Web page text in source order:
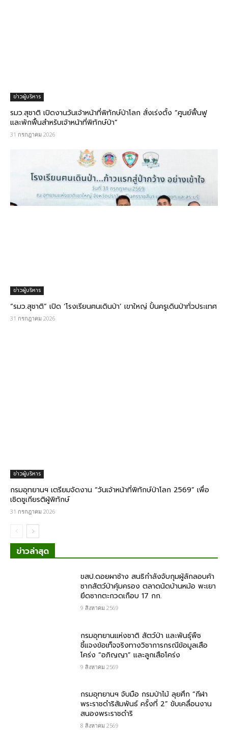
ข่าวผู้บริหาร
รมว.สุชาติ​ เปิดงานวันเจ้าหน้าที่พิทักษ์ป่าโลก​ สั่งเร่งตั้ง “ศูนย์ฟื้นฟู
และพักฟื้นสำหรับเจ้าหน้าที่พิทักษ์ป่า”
31 กรกฎาคม 2026
ข่าวผู้บริหาร
“รมว.สุชาติ” เปิด ‘โรงเรียนฅนเดินป่า’ เขาใหญ่ ปั้นครูเดินป่าทั่วประเทศ
31 กรกฎาคม 2026
ข่าวผู้บริหาร
กรมอุทยานฯ เตรียมจัดงาน “วันเจ้าหน้าที่พิทักษ์ป่าโลก 2569” เพื่อ
เชิดชูเกียรติผู้พิทักษ์
31 กรกฎาคม 2026
ข่าวล่าสุด
ขสป.ดอยผาช้าง สนธิกำลังจับกุมผู้ลักลอบค้า
ซากสัตว์ป่าคุ้มครอง ตลาดนัดบ้านหม้อ พะเยา
ยึดซากตะกวดเกือบ 17 กก.
9 สิงหาคม 2569
กรมอุทยานแห่งชาติ สัตว์ป่า และพันธุ์พืช​
ชี้แจงข้อเท็จจริงทางวิชาการกรณีข้อมูลเสือ
โคร่ง “อภิญญา” และลูกเสือโคร่ง
9 สิงหาคม 2569
กรมอุทยานฯ จับมือ กรมป่าไม้ ลุยศึก “กีฬา
พระราชดำริสัมพันธ์ ครั้งที่ 2” ขับเคลื่อนงาน
สนองพระราชดำริ
8 สิงหาคม 2569